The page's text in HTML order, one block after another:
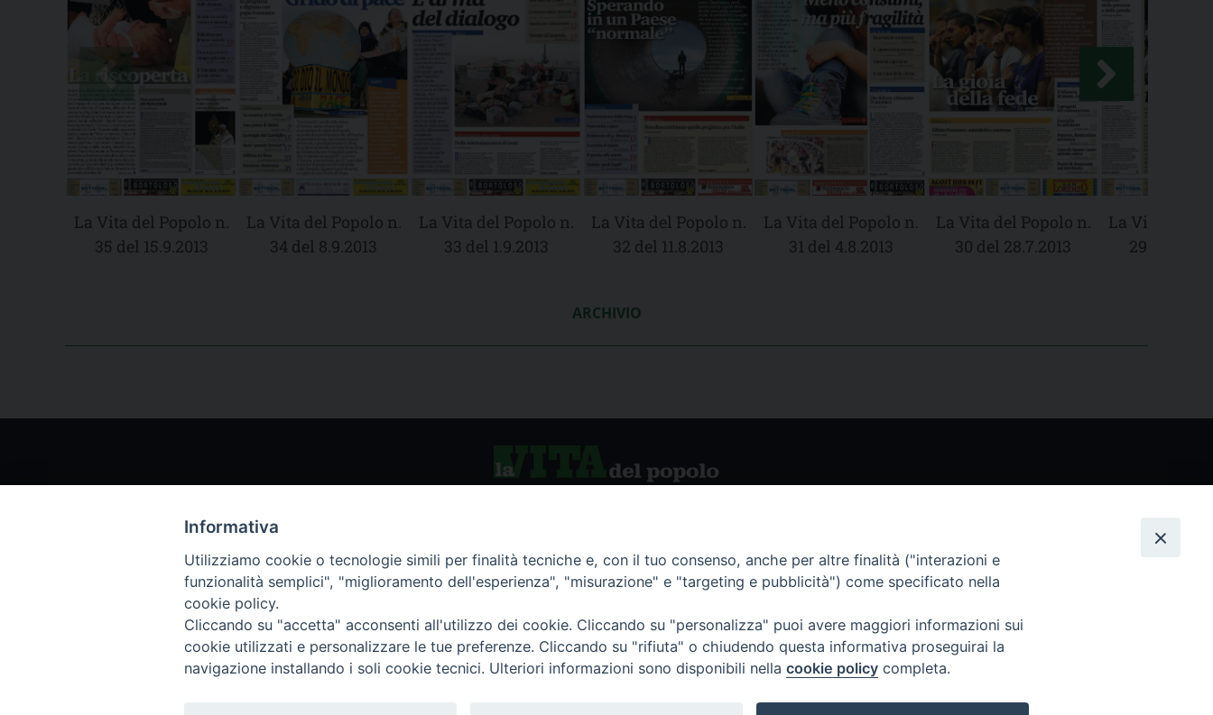
La Vita del Popolo n.
35 del 15.9.2013
La Vita del Popolo n.
34 del 8.9.2013
La Vita del Popolo n.
33 del 1.9.2013
La Vita del Popolo n.
32 del 11.8.2013
La Vita del Popolo n.
31 del 4.8.2013
La Vita del Popolo n.
30 del 28.7.2013
La Vita del
29 del
ARCHIVIO
Chi siamo
Servizio Clienti
Archivio rivista
Abbonamenti
Informativa
Utilizziamo cookie o tecnologie simili per finalità tecniche e, con il tuo consenso, anche per altre finalità ("interazioni e
funzionalità semplici", "miglioramento dell'esperienza", "misurazione" e "targeting e pubblicità") come specificato nella
cookie policy.
Cliccando su "accetta" acconsenti all'utilizzo dei cookie. Cliccando su "personalizza" puoi avere maggiori informazioni sui
cookie utilizzati e personalizzare le tue preferenze. Cliccando su "rifiuta" o chiudendo questa informativa proseguirai la
navigazione installando i soli cookie tecnici. Ulteriori informazioni sono disponibili nella cookie policy completa.